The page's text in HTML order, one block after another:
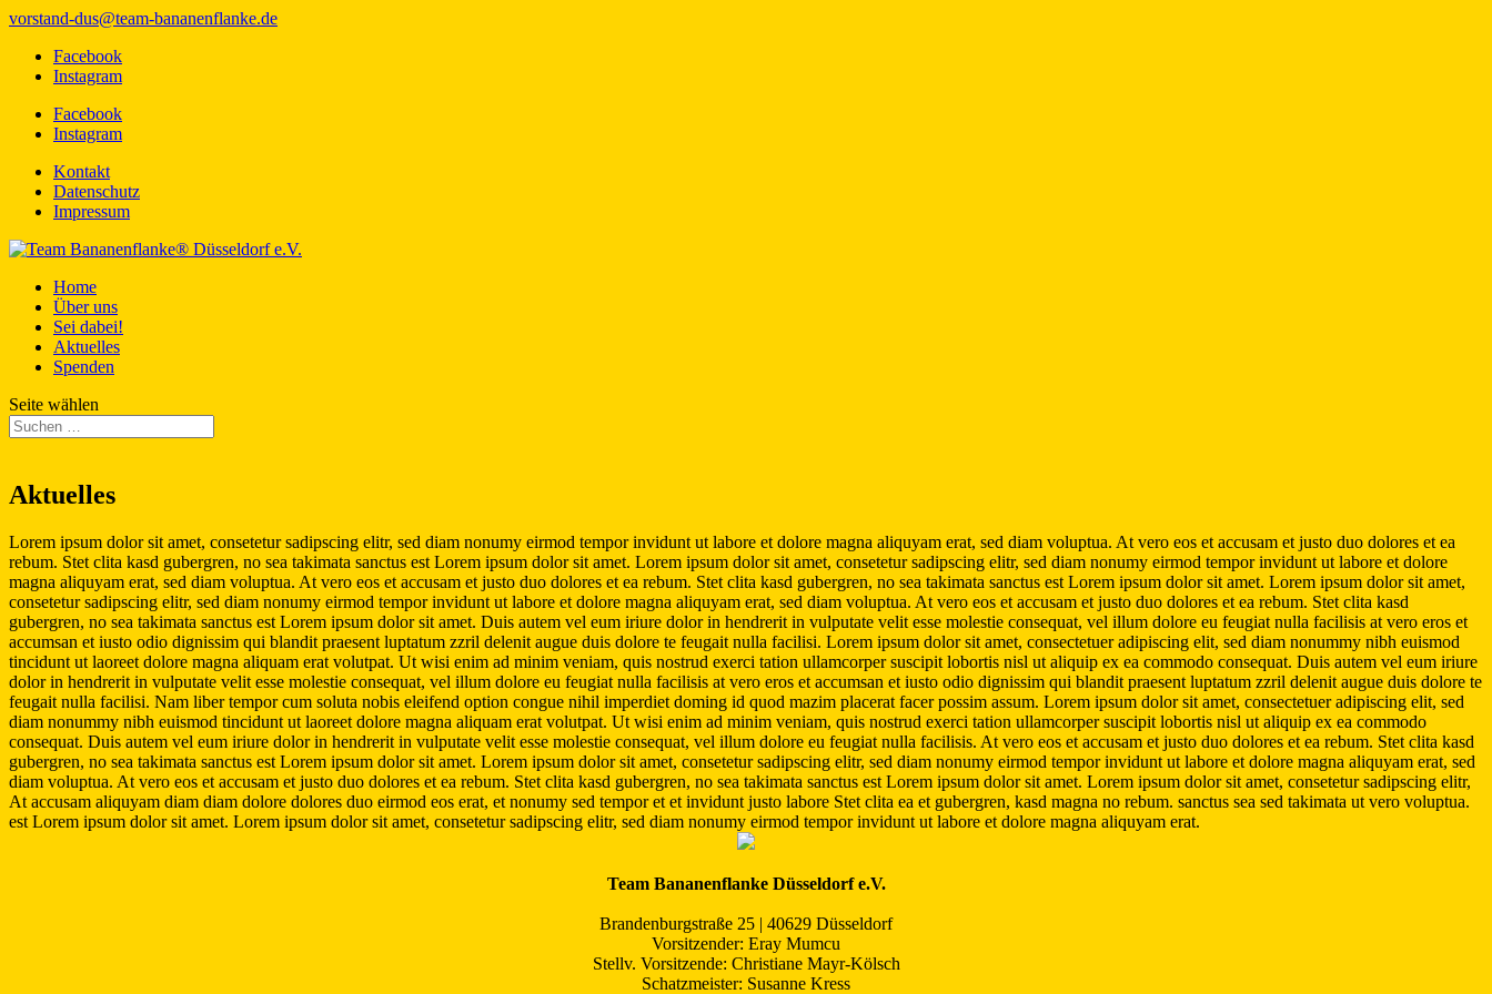
vorstand-dus@team-bananenflanke.de
Facebook
Instagram
Facebook
Instagram
Kontakt
Datenschutz
Impressum
Home
Über uns
Sei dabei!
Aktuelles
Spenden
Seite wählen
Aktuelles
Lorem ipsum dolor sit amet, consetetur sadipscing elitr, sed diam nonumy eirmod tempor invidunt ut labore et dolore magna aliquyam erat, sed diam voluptua. At vero eos et accusam et justo duo dolores et ea
rebum. Stet clita kasd gubergren, no sea takimata sanctus est Lorem ipsum dolor sit amet. Lorem ipsum dolor sit amet, consetetur sadipscing elitr, sed diam nonumy eirmod tempor invidunt ut labore et dolore
magna aliquyam erat, sed diam voluptua. At vero eos et accusam et justo duo dolores et ea rebum. Stet clita kasd gubergren, no sea takimata sanctus est Lorem ipsum dolor sit amet. Lorem ipsum dolor sit amet,
consetetur sadipscing elitr, sed diam nonumy eirmod tempor invidunt ut labore et dolore magna aliquyam erat, sed diam voluptua. At vero eos et accusam et justo duo dolores et ea rebum. Stet clita kasd
gubergren, no sea takimata sanctus est Lorem ipsum dolor sit amet. Duis autem vel eum iriure dolor in hendrerit in vulputate velit esse molestie consequat, vel illum dolore eu feugiat nulla facilisis at vero eros et
accumsan et iusto odio dignissim qui blandit praesent luptatum zzril delenit augue duis dolore te feugait nulla facilisi. Lorem ipsum dolor sit amet, consectetuer adipiscing elit, sed diam nonummy nibh euismod
tincidunt ut laoreet dolore magna aliquam erat volutpat. Ut wisi enim ad minim veniam, quis nostrud exerci tation ullamcorper suscipit lobortis nisl ut aliquip ex ea commodo consequat. Duis autem vel eum iriure
dolor in hendrerit in vulputate velit esse molestie consequat, vel illum dolore eu feugiat nulla facilisis at vero eros et accumsan et iusto odio dignissim qui blandit praesent luptatum zzril delenit augue duis dolore te
feugait nulla facilisi. Nam liber tempor cum soluta nobis eleifend option congue nihil imperdiet doming id quod mazim placerat facer possim assum. Lorem ipsum dolor sit amet, consectetuer adipiscing elit, sed
diam nonummy nibh euismod tincidunt ut laoreet dolore magna aliquam erat volutpat. Ut wisi enim ad minim veniam, quis nostrud exerci tation ullamcorper suscipit lobortis nisl ut aliquip ex ea commodo
consequat. Duis autem vel eum iriure dolor in hendrerit in vulputate velit esse molestie consequat, vel illum dolore eu feugiat nulla facilisis. At vero eos et accusam et justo duo dolores et ea rebum. Stet clita kasd
gubergren, no sea takimata sanctus est Lorem ipsum dolor sit amet. Lorem ipsum dolor sit amet, consetetur sadipscing elitr, sed diam nonumy eirmod tempor invidunt ut labore et dolore magna aliquyam erat, sed
diam voluptua. At vero eos et accusam et justo duo dolores et ea rebum. Stet clita kasd gubergren, no sea takimata sanctus est Lorem ipsum dolor sit amet. Lorem ipsum dolor sit amet, consetetur sadipscing elitr,
At accusam aliquyam diam diam dolore dolores duo eirmod eos erat, et nonumy sed tempor et et invidunt justo labore Stet clita ea et gubergren, kasd magna no rebum. sanctus sea sed takimata ut vero voluptua.
est Lorem ipsum dolor sit amet. Lorem ipsum dolor sit amet, consetetur sadipscing elitr, sed diam nonumy eirmod tempor invidunt ut labore et dolore magna aliquyam erat.
Team Bananenflanke Düsseldorf e.V.
Brandenburgstraße 25 | 40629 Düsseldorf
Vorsitzender: Eray Mumcu
Stellv. Vorsitzende: Christiane Mayr-Kölsch
Schatzmeister: Susanne Kress